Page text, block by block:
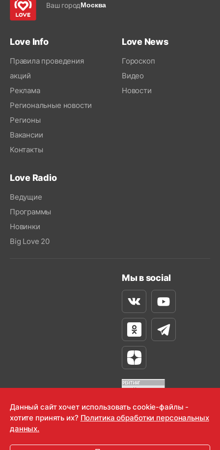
Ваш городМосква
Love Info
Правила проведения
акций
Реклама
Региональные новости
Регионы
Вакансии
Контакты
Love News
Гороскоп
Видео
Новости
Love Radio
Ведущие
Программы
Новинки
Big Love 20
Мы в social
ВконтактеYoutube
Одноклассники
Телеграм
Яндекс Дзен
OOO "Радио-Любовь" 2000-2026
Данный сайт хочет использовать cookie-файлы -
хотите принять их? Политика обработки персональных
данных.